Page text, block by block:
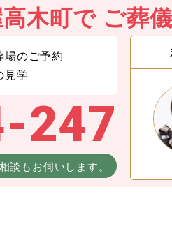
木町でご葬
場のご予約
見学
247
談もお伺いします。